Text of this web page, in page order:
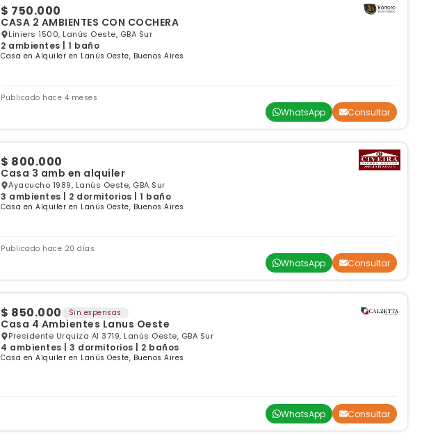
$ 750.000
CASA 2 AMBIENTES CON COCHERA
Liniers 1500, Lanús Oeste, GBA Sur
2 ambientes | 1 baño
Casa en Alquiler en Lanús Oeste, Buenos Aires
Publicado hace 4 meses
WhatsApp Consultar
$ 800.000
Casa 3 amb en alquiler
Ayacucho 1989, Lanús Oeste, GBA Sur
3 ambientes | 2 dormitorios | 1 baño
Casa en Alquiler en Lanús Oeste, Buenos Aires
Publicado hace 20 días
WhatsApp Consultar
$ 850.000 Sin expensas
Casa 4 Ambientes Lanus Oeste
Presidente Urquiza Al 3719, Lanús Oeste, GBA Sur
4 ambientes | 3 dormitorios | 2 baños
Casa en Alquiler en Lanús Oeste, Buenos Aires
WhatsApp Consultar